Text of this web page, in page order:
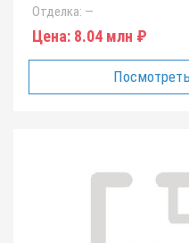
Отделка: —
Цена: 8.04 млн ₽